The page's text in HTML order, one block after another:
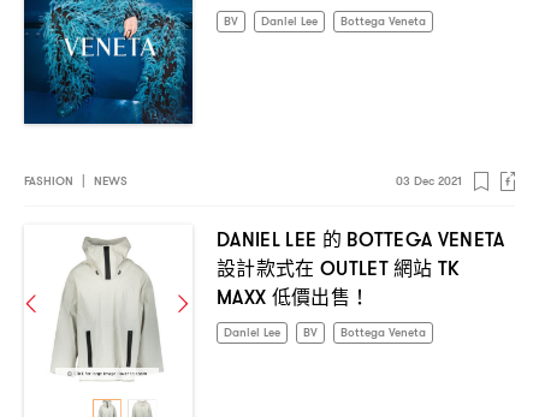
BV Daniel Lee Bottega Veneta
FASHION NEWS 03 Dec 2021
DANIEL LEE 的 BOTTEGA VENETA
設計款式在 OUTLET網站 TK
MAXX 低價出售 ！
Daniel Lee BV Bottega Veneta